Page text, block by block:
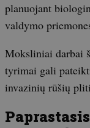
planuojant
valdymo
Moksliniai darbai
tyrimai gali
invazinių rūšių